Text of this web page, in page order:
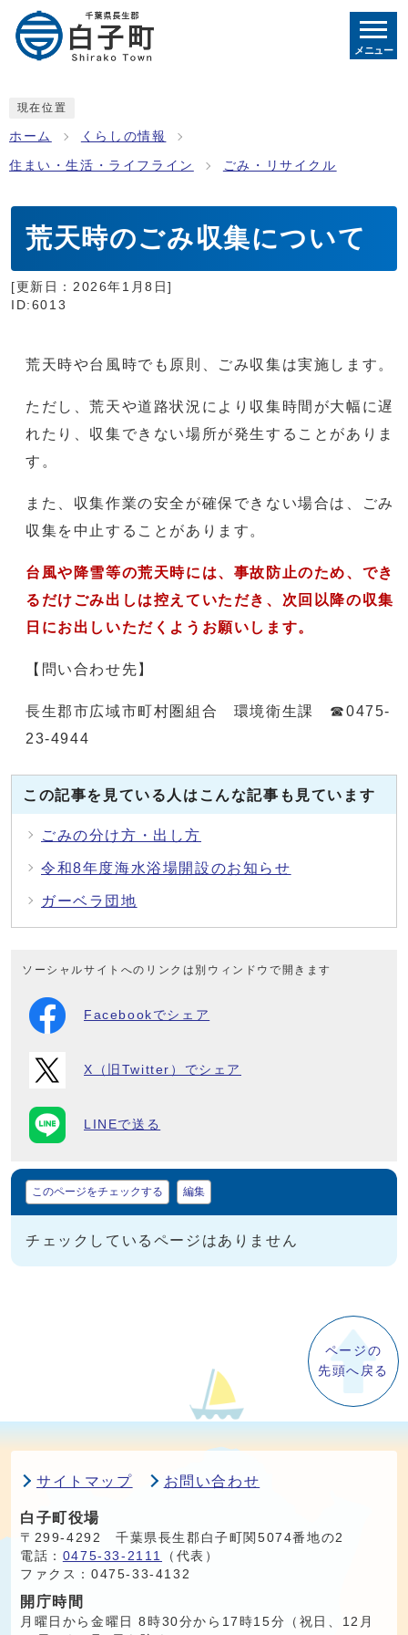
メニュー
現在位置
ホーム くらしの情報
住まい・生活・ライフライン ごみ・リサイクル
荒天時のごみ収集について
[更新日： 2026年1月8日]
ID:6013
荒天時や台風時でも原則、ごみ収集は実施します。
ただし、荒天や道路状況により収集時間が大幅に遅
れたり、収集できない場所が発生することがありま
す。
また、収集作業の安全が確保できない場合は、ごみ
収集を中止することがあります。
台風や降雪等の荒天時には、事故防止のため、でき
るだけごみ出しは控えていただき、次回以降の収集
日にお出しいただくようお願いします。​
【問い合わせ先】
長生郡市広域市町村圏組合 環境衛生課 ☎0475-
23-4944
この記事を見ている人はこんな記事も見ています
ごみの分け方・出し方
令和8年度海水浴場開設のお知らせ
ガーベラ団地
ソーシャルサイトへのリンクは別ウィンドウで開きます
Facebookでシェア
X（旧Twitter）でシェア
LINEで送る
マイページ
このページをチェックする 編集
チェックしているページはありません
ページの
先頭へ戻る
サイトマップ お問い合わせ
白子町役場
〒299-4292 千葉県長生郡白子町関5074番地の2
電話： 0475-33-2111
（代表）
ファクス：0475-33-4132
開庁時間
月曜日から金曜日 8時30分から17時15分（祝日、12月